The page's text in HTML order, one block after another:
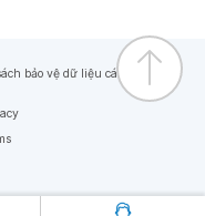
bảo vệ dữ liệu cá nhân của